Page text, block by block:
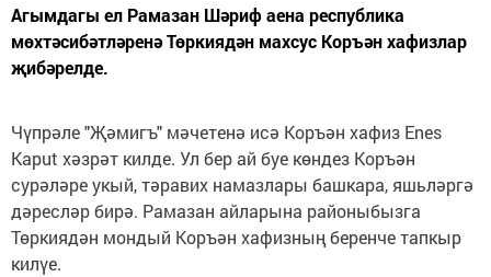
Агымдагы ел Рамазан Шәриф аена республика
мөхтәсибәтләренә Төркиядән махсус Коръән хафизлар
җибәрелде.
Чүпрәле "Җәмигъ" мәчетенә исә Коръән хафиз Enes
Кaput хәзрәт килде. Ул бер ай буе көндез Коръән
сурәләре укый, тәравих намазлары башкара, яшьләргә
дәресләр бирә. Рамазан айларына районыбызга
Төркиядән мондый Коръән хафизның беренче тапкыр
килүе.